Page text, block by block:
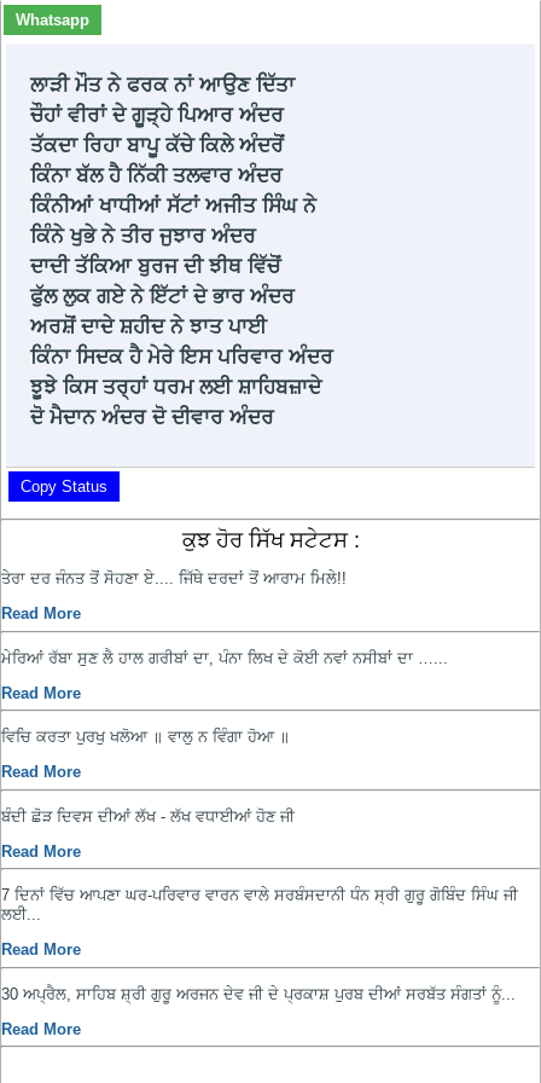
Whatsapp
ਲਾੜੀ ਮੌਤ ਨੇ ਫਰਕ ਨਾਂ ਆਉਣ ਦਿੱਤਾ
ਚੌਹਾਂ ਵੀਰਾਂ ਦੇ ਗੂੜ੍ਹੇ ਪਿਆਰ ਅੰਦਰ
ਤੱਕਦਾ ਰਿਹਾ ਬਾਪੂ ਕੱਚੇ ਕਿਲੇ ਅੰਦਰੋਂ
ਕਿੰਨਾ ਬੱਲ ਹੈ ਨਿੱਕੀ ਤਲਵਾਰ ਅੰਦਰ
ਕਿੰਨੀਆਂ ਖਾਧੀਆਂ ਸੱਟਾਂ ਅਜੀਤ ਸਿੰਘ ਨੇ
ਕਿੰਨੇ ਖੁਭੇ ਨੇ ਤੀਰ ਜੁਝਾਰ ਅੰਦਰ
ਦਾਦੀ ਤੱਕਿਆ ਬੁਰਜ ਦੀ ਝੀਥ ਵਿੱਚੋਂ
ਫੁੱਲ ਲੁਕ ਗਏ ਨੇ ਇੱਟਾਂ ਦੇ ਭਾਰ ਅੰਦਰ
ਅਰਸ਼ੋਂ ਦਾਦੇ ਸ਼ਹੀਦ ਨੇ ਝਾਤ ਪਾਈ
ਕਿੰਨਾ ਸਿਦਕ ਹੈ ਮੇਰੇ ਇਸ ਪਰਿਵਾਰ ਅੰਦਰ
ਝੂਝੇ ਕਿਸ ਤਰ੍ਹਾਂ ਧਰਮ ਲਈ ਸ਼ਾਹਿਬਜ਼ਾਦੇ
ਦੋ ਮੈਦਾਨ ਅੰਦਰ ਦੋ ਦੀਵਾਰ ਅੰਦਰ
Copy Status
ਕੁਝ ਹੋਰ ਸਿੱਖ ਸਟੇਟਸ :
ਤੇਰਾ ਦਰ ਜੰਨਤ ਤੋਂ ਸੋਹਣਾ ਏ.... ਜਿੱਥੇ ਦਰਦਾਂ ਤੋਂ ਆਰਾਮ ਮਿਲੇ!!
Read More
ਮੇਰਿਆਂ ਰੱਬਾ ਸੁਣ ਲੈ ਹਾਲ ਗਰੀਬਾਂ ਦਾ, ਪੰਨਾ ਲਿਖ ਦੇ ਕੋਈ ਨਵਾਂ ਨਸੀਬਾਂ ਦਾ …...
Read More
ਵਿਚਿ ਕਰਤਾ ਪੁਰਖੁ ਖਲੋਆ ॥ ਵਾਲੁ ਨ ਵਿੰਗਾ ਹੋਆ ॥
Read More
ਬੰਦੀ ਛੋੜ ਦਿਵਸ ਦੀਆਂ ਲੱਖ - ਲੱਖ ਵਧਾਈਆਂ ਹੋਣ ਜੀ
Read More
7 ਦਿਨਾਂ ਵਿੱਚ ਆਪਣਾ ਘਰ-ਪਰਿਵਾਰ ਵਾਰਨ ਵਾਲੇ ਸਰਬੰਸਦਾਨੀ ਧੰਨ ਸ੍ਰੀ ਗੁਰੂ ਗੋਬਿੰਦ ਸਿੰਘ ਜੀ
ਲਈ...
Read More
30 ਅਪ੍ਰੈਲ, ਸਾਹਿਬ ਸ਼੍ਰੀ ਗੁਰੂ ਅਰਜਨ ਦੇਵ ਜੀ ਦੇ ਪ੍ਰਕਾਸ਼ ਪੁਰਬ ਦੀਆਂ ਸਰਬੱਤ ਸੰਗਤਾਂ ਨੂੰ...
Read More